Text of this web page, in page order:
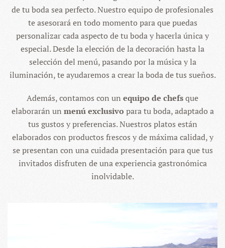
de tu boda sea perfecto. Nuestro equipo de profesionales
te asesorará en todo momento para que puedas
personalizar cada aspecto de tu boda y hacerla única y
especial. Desde la elección de la decoración hasta la
selección del menú, pasando por la música y la
iluminación, te ayudaremos a crear la boda de tus sueños.
Además, contamos con un equipo de chefsque
elaborarán un menú exclusivo para tu boda, adaptado a
tus gustos y preferencias. Nuestros platos están
elaborados con productos frescos y de máxima calidad, y
se presentan con una cuidada presentación para que tus
invitados disfruten de una experiencia gastronómica
inolvidable.